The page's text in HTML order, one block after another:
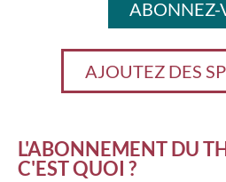
ABONNEZ-
AJOUTEZ DES
L'ABONNEMENT DU
C'EST QUOI ?